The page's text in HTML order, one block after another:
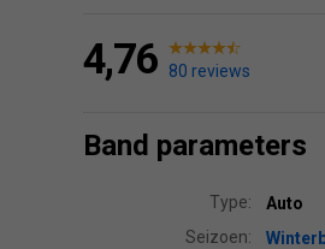
4,76 80 reviews
Band parameters
Type:
Auto
Seizoen: